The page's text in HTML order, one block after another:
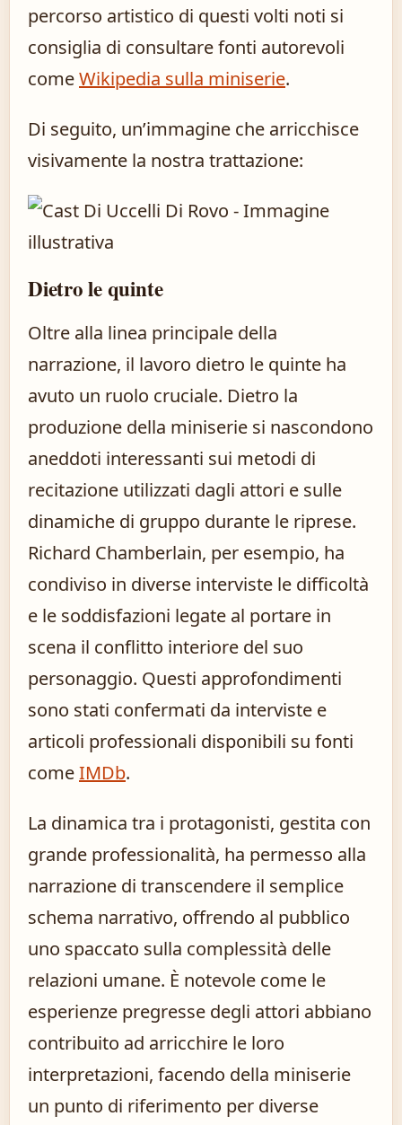
percorso artistico di questi volti noti si
consiglia di consultare fonti autorevoli
comeWikipedia sulla miniserie.
Di seguito, un’immagine che arricchisce
visivamente la nostra trattazione:
Dietro le quinte
Oltre alla linea principale della
narrazione, il lavoro dietro le quinte ha
avuto un ruolo cruciale. Dietro la
produzione della miniserie si nascondono
aneddoti interessanti sui metodi di
recitazione utilizzati dagli attori e sulle
dinamiche di gruppo durante le riprese.
Richard Chamberlain, per esempio, ha
condiviso in diverse interviste le difficoltà
e le soddisfazioni legate al portare in
scena il conflitto interiore del suo
personaggio. Questi approfondimenti
sono stati confermati da interviste e
articoli professionali disponibili su fonti
comeIMDb.
La dinamica tra i protagonisti, gestita con
grande professionalità, ha permesso alla
narrazione di transcendere il semplice
schema narrativo, offrendo al pubblico
uno spaccato sulla complessità delle
relazioni umane. È notevole come le
esperienze pregresse degli attori abbiano
contribuito ad arricchire le loro
interpretazioni, facendo della miniserie
un punto di riferimento per diverse